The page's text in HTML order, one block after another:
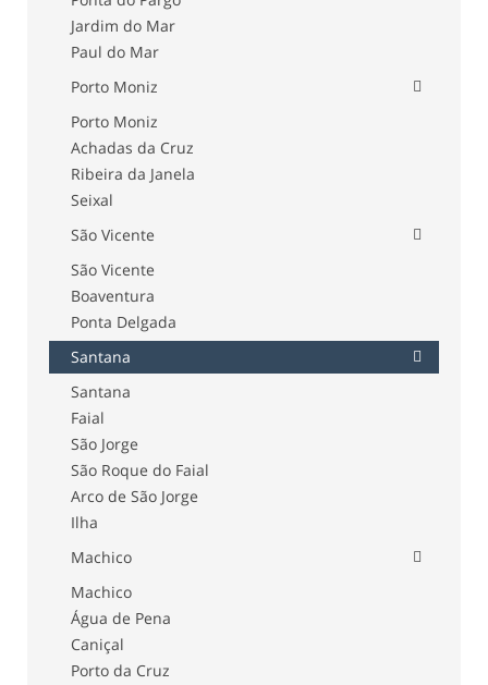
Jardim do Mar
Paul do Mar
Porto Moniz
Porto Moniz
Achadas da Cruz
Ribeira da Janela
Seixal
São Vicente
São Vicente
Boaventura
Ponta Delgada
Santana
Santana
Faial
São Jorge
São Roque do Faial
Arco de São Jorge
Ilha
Machico
Machico
Água de Pena
Caniçal
Porto da Cruz